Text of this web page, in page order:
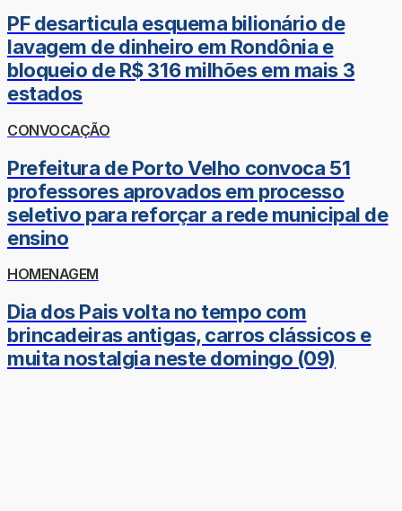
PF desarticula esquema bilionário de
lavagem de dinheiro em Rondônia e
bloqueio de R$ 316 milhões em mais 3
estados
CONVOCAÇÃO
Prefeitura de Porto Velho convoca 51
professores aprovados em processo
seletivo para reforçar a rede municipal de
ensino
HOMENAGEM
Dia dos Pais volta no tempo com
brincadeiras antigas, carros clássicos e
muita nostalgia neste domingo (09)